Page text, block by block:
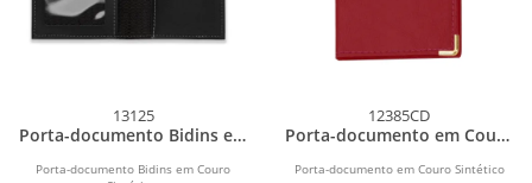
13125
Porta-documento Bidins em
Porta-documento Bidins em Couro
12385CD
Porta-documento em Couro
Porta-documento em Couro Sintético